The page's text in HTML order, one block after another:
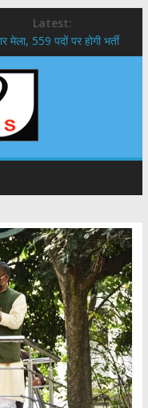
Latest:
559 पदों पर होगी भर्ती
संरचना होगी सुदृढ,उच्च
मंत्री से की मुलाकात
में एनसीसी के
महत्वपूर्ण चर्चा
लिए 25 बड़े प्रस्तावों को मिली
निस्तारण